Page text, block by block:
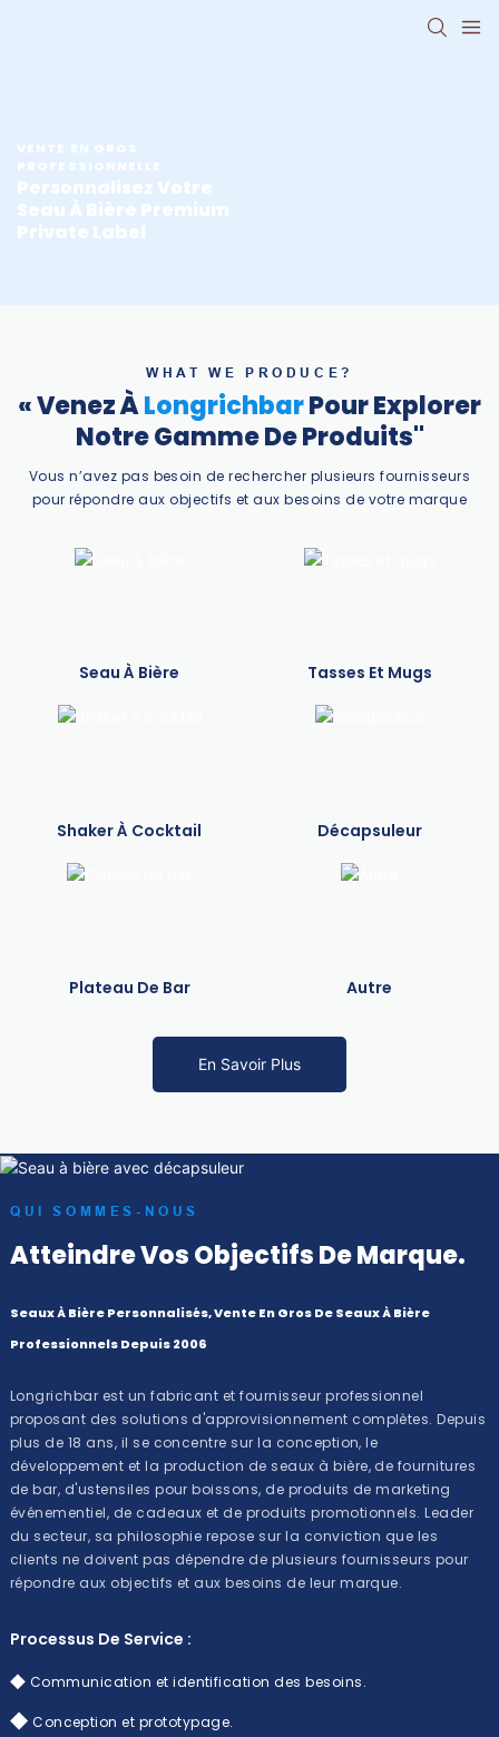
VENTE EN GROS
PROFESSIONNELLE
Personnalisez Votre
Seau À Bière Premium
Private Label
WHAT WE PRODUCE?
« Venez ÀLongrichbarPour Explorer
Notre Gamme De Produits"
Vous n’avez pas besoin de rechercher plusieurs fournisseurs
pour répondre aux objectifs et aux besoins de votre marque
Seau À Bière Tasses Et Mugs
Shaker À Cocktail Décapsuleur
Plateau De Bar Autre
En Savoir Plus
QUI SOMMES-NOUS
Atteindre Vos Objectifs De Marque.
Seaux À Bière Personnalisés, Vente En Gros De Seaux À Bière
Professionnels Depuis 2006
Longrichbar est un fabricant et fournisseur professionnel
proposant des solutions d'approvisionnement complètes. Depuis
plus de 18 ans, il se concentre sur la conception, le
développement et la production de seaux à bière, de fournitures
de bar, d'ustensiles pour boissons, de produits de marketing
événementiel, de cadeaux et de produits promotionnels. Leader
du secteur, sa philosophie repose sur la conviction que les
clients ne doivent pas dépendre de plusieurs fournisseurs pour
répondre aux objectifs et aux besoins de leur marque.
Processus De Service :
◆ Communication et identification des besoins.
◆ Conception et prototypage.